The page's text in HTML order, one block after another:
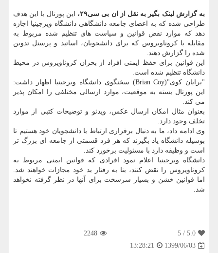
به گزارش لینک بگیر به نقل از ان بی سی۲۹،
این پورتال با این هدف
طراحی شده که به اعضای جامعه دانشگاهی دانشگاه ویرجینیا اجازه
دهد که موارد نقض قوانین و سیاست های تنظیم شده مربوط به
مقابله با کروناویروس که برای دانشجویان، اساتید و پرسنل تدوین
شده را گزارش دهند.
این قوانین برای حفظ ایمنی افراد از بحران کروناویروس در محیط
دانشگاه تنظیم شده است.
"برایان کوی"(Brian Coy) سخنگوی دانشگاه ویرجینیا اظهار داشت:
این پورتال بسته به موقعیت، موارد ارسالی مختلفی را امکان پذیر
می کند.
بعنوان مثال امکان ارسال عکس، ویدئو و توضیحات کتبی از موارد
تخلف وجود دارد.
وی ادامه داد، ما به دنبال برقراری ارتباط با دانشجویان خود هستیم تا
بوسیله دانشگاه یاد بگیرند که هر فرد قسمتی از جامعه ای بزرگ تر
است و وظیفه دارد با مسئولیت برخورد کند.
دانشگاه ویرجینیا اعلام نمود افرادی که قوانین ایمنی مربوط به
کروناویروس را نقض کنند، بنا به رفتار بد خود مجازات خواهند شد.
اما قوانین خشن و بسیار سرسخت برای آنها در نظر گرفته نخواهد
شد.
5.0
/ 5
2248
1399/06/03
13:28:21